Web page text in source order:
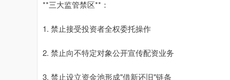
**三大监管禁区**：
1. 禁止接受投资者全权委托操作
2. 禁止向不特定对象公开宣传配资业务
3. 禁止设立资金池形成"借新还旧"链条